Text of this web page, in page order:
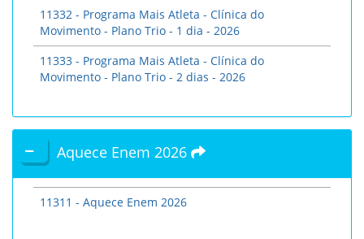
11332 - Programa Mais Atleta - Clínica do
Movimento - Plano Trio - 1 dia - 2026
11333 - Programa Mais Atleta - Clínica do
Movimento - Plano Trio - 2 dias - 2026
Aquece Enem 2026
11311 - Aquece Enem 2026